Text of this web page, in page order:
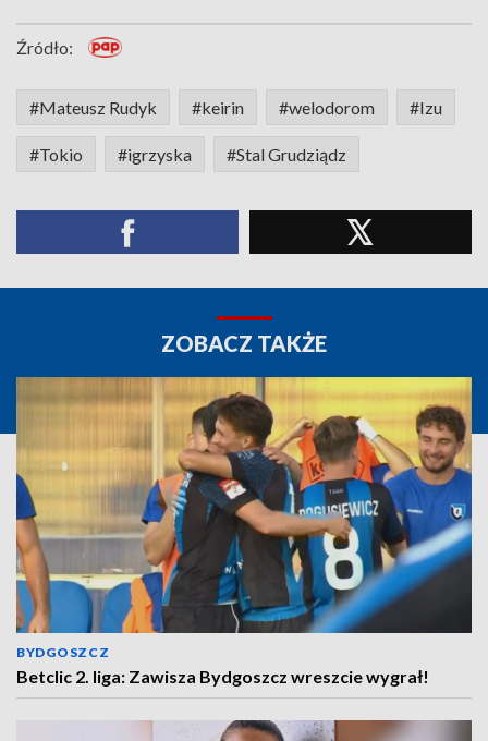
Źródło:
#Mateusz Rudyk #keirin #welodorom #Izu
#Tokio #igrzyska #Stal Grudziądz
ZOBACZ TAKŻE
BYDGOSZCZ
Betclic 2. liga: Zawisza Bydgoszcz wreszcie wygrał!